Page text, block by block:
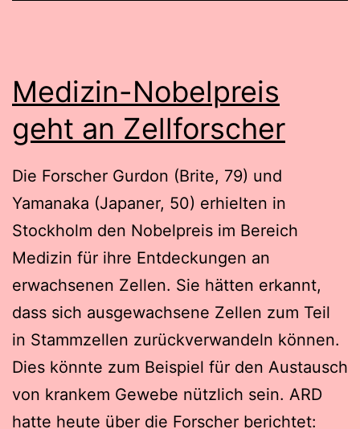
Medizin-Nobelpreis
geht an Zellforscher
Die Forscher Gurdon (Brite, 79) und
Yamanaka (Japaner, 50) erhielten in
Stockholm den Nobelpreis im Bereich
Medizin für ihre Entdeckungen an
erwachsenen Zellen. Sie hätten erkannt,
dass sich ausgewachsene Zellen zum Teil
in Stammzellen zurückverwandeln können.
Dies könnte zum Beispiel für den Austausch
von krankem Gewebe nützlich sein. ARD
hatte heute über die Forscher berichtet: